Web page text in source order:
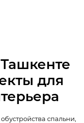
для
спальни,